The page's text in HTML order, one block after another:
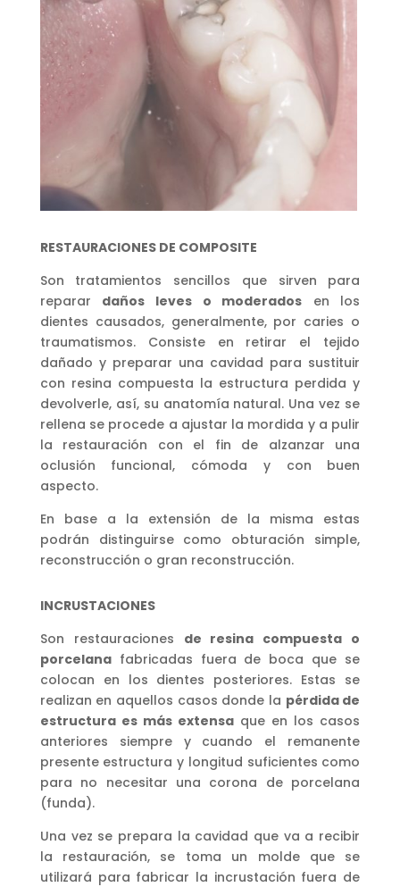
RESTAURACIONES DE COMPOSITE
Son tratamientos sencillos que sirven para
reparar daños leves o moderados en los
dientes causados, generalmente, por caries o
traumatismos. Consiste en retirar el tejido
dañado y preparar una cavidad para sustituir
con resina compuesta la estructura perdida y
devolverle, así, su anatomía natural. Una vez se
rellena se procede a ajustar la mordida y a pulir
la restauración con el fin de alzanzar una
oclusión funcional, cómoda y con buen
aspecto.
En base a la extensión de la misma estas
podrán distinguirse como obturación simple,
reconstrucción o gran reconstrucción.
INCRUSTACIONES
Son restauraciones de resina compuesta o
porcelanafabricadas fuera de boca que se
colocan en los dientes posteriores. Estas se
realizan en aquellos casos donde la pérdida de
estructura es más extensaque en los casos
anteriores siempre y cuando el remanente
presente estructura y longitud suficientes como
para no necesitar una corona de porcelana
(funda).
Una vez se prepara la cavidad que va a recibir
la restauración, se toma un molde que se
utilizará para fabricar la incrustación fuera de